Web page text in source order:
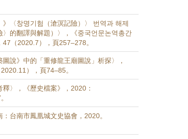
》〈창명기험（滄溟記險）〉 번역과 해제
〉的翻譯與解題）〉，《중국언문논역총간
47（2020.7），頁257–278。
圖說》中的「重修龍王廟圖說」析探〉，
），頁74–85。
釋〉，《歷史檔案》，2020：
：台南市鳳凰城文史協會，2020。